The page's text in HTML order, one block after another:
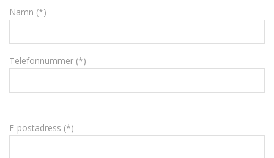
Namn (*)
Telefonnummer (*)
E-postadress (*)